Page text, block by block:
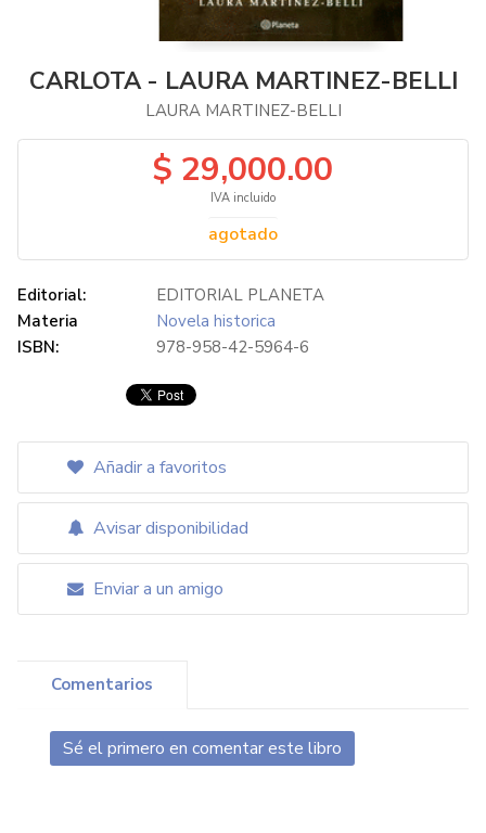
CARLOTA - LAURA MARTINEZ-BELLI
LAURA MARTINEZ-BELLI
$ 29,000.00
IVA incluido
agotado
Editorial:
EDITORIAL PLANETA
Materia
Novela historica
ISBN:
978-958-42-5964-6
Añadir a favoritos
Avisar disponibilidad
Enviar a un amigo
Comentarios
Sé el primero en comentar este libro